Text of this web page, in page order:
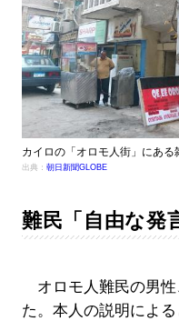
カイロの「オロモ人街」にある
出典： 朝日新聞GLOBE
難民「自由な発
オロモ人難民の男性
た。本人の説明によ